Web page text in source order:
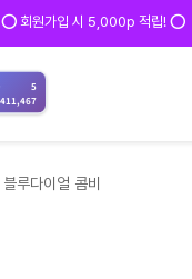
⭕ 회원가입 시 5,000p 적립! ⭕
5
411,467
루다이얼 콤비